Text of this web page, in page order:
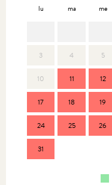
lu ma me
3 4 5
10 11 12
17 18 19
24 25 26
31